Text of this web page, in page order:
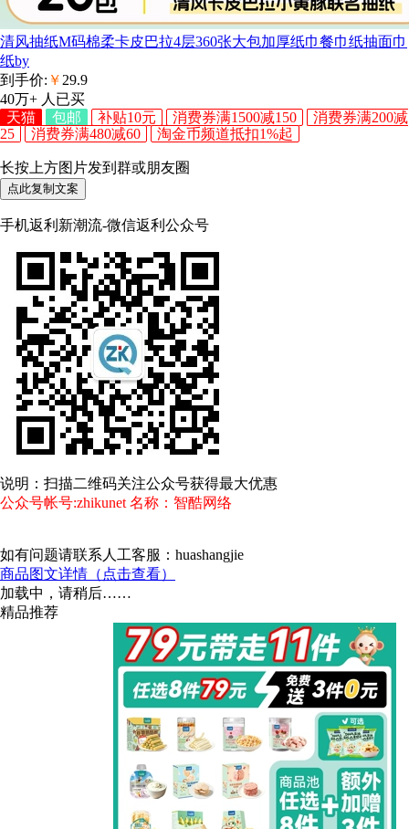
清风抽纸M码棉柔卡皮巴拉4层360张大包加厚纸巾餐巾纸抽面巾
纸by
到手价: ￥ 29.9
40万+ 人已买
天猫
包邮 补贴10元 消费券满1500减150
消费券满200减
25
消费券满480减60 淘金币频道抵扣1%起
长按上方图片发到群或朋友圈
点此复制文案
手机返利新潮流-微信返利公众号
说明：扫描二维码关注公众号获得最大优惠
公众号帐号:zhikunet 名称：智酷网络
如有问题请联系人工客服：huashangjie
商品图文详情（点击查看）
加载中，请稍后……
精品推荐